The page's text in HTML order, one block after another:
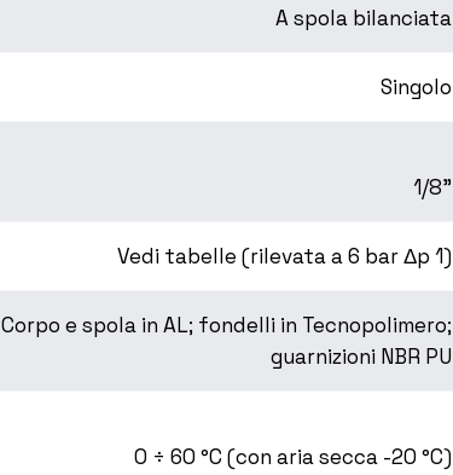
A spola bilanciata
Singolo
1/8”
Vedi tabelle (rilevata a 6 bar Δp 1)
Corpo e spola in AL; fondelli in Tecnopolimero;
guarnizioni NBR PU
0 ÷ 60 °C (con aria secca -20 °C)